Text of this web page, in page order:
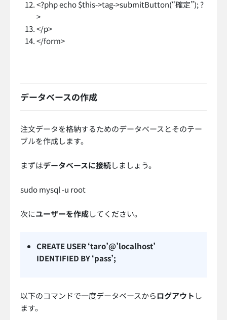
<?php echo $this->tag->submitButton(“確定”); ?
>
</p>
</form>
データベースの作成
注文データを格納するためのデータベースとそのテー
ブルを作成します。
まずはデータベースに接続しましょう。
sudo mysql -u root
次にユーザーを作成してください。
CREATE USER ‘taro’@’localhost’
IDENTIFIED BY ‘pass’;
以下のコマンドで一度データベースからログアウト し
ます。